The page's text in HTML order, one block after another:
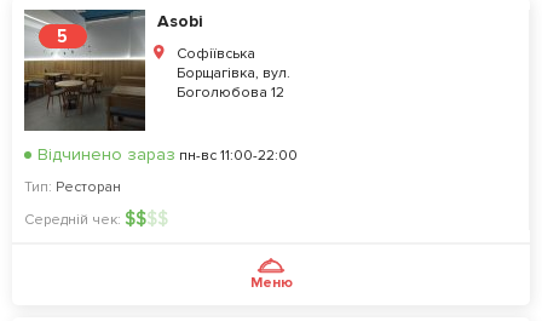
5
Asobi
Софіївська
Борщагівка, вул.
Боголюбова 12
Відчинено зараз пн-вс 11:00-22:00
Тип: Ресторан
Середній чек: $$$$
Меню